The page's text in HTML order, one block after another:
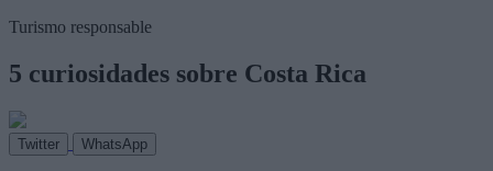
Turismo responsable
5 curiosidades sobre Costa Rica
Twitter WhatsApp